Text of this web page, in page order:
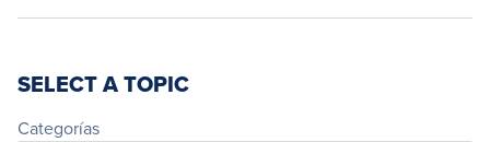
SELECT A TOPIC
Categorías